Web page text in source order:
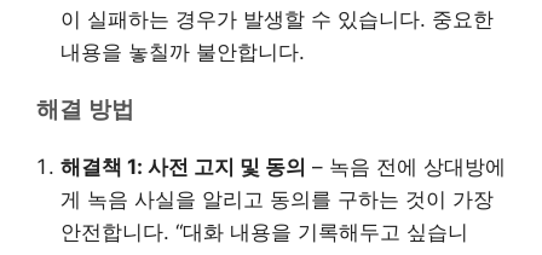
이 실패하는 경우가 발생할 수 있습니다. 중요한
내용을 놓칠까 불안합니다.
해결 방법
해결책 1: 사전 고지 및 동의 – 녹음 전에 상대방에
게 녹음 사실을 알리고 동의를 구하는 것이 가장
안전합니다. “대화 내용을 기록해두고 싶습니